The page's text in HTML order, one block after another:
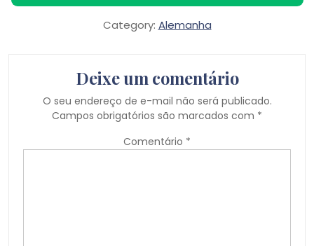
Category: Alemanha
Deixe um comentário
O seu endereço de e-mail não será publicado.
Campos obrigatórios são marcados com *
Comentário *